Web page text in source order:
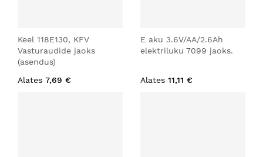
Keel 118E130, KFV
Vasturaudide jaoks
(asendus)
Alates 7,69 €
E aku 3.6V/AA/2.6Ah
elektriluku 7099 jaoks.
Alates 11,11 €